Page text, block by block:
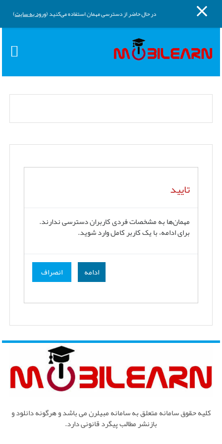
پرش به محتوای اصلی
پنل کناری در حال حاضر از دسترسی مهمان استفاده می‌کنید (ورود به سایت)
تایید
مهمان‌ها به مشخصات فردی کاربران دسترسی ندارند.
برای ادامه، با یک کاربر کامل وارد شوید.
ادامه انصراف
کلیه حقوق سامانه متعلق به سامانه مبیلرن می باشد و هرگونه دانلود و
بازنشر مطالب پیگرد قانونی دارد.